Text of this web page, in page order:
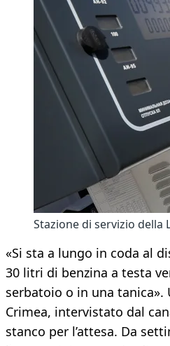
Stazione di servizio della
«Si sta a lungo in coda al
30 litri di benzina a testa
serbatoio o in una
Crimea, intervistato dal
stanco per l’attesa. Da